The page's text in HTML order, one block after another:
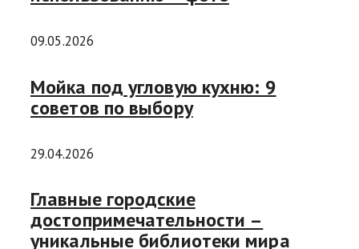
09.05.2026
Мойка под угловую кухню: 9
советов по выбору
29.04.2026
Главные городские
достопримечательности –
уникальные библиотеки мира